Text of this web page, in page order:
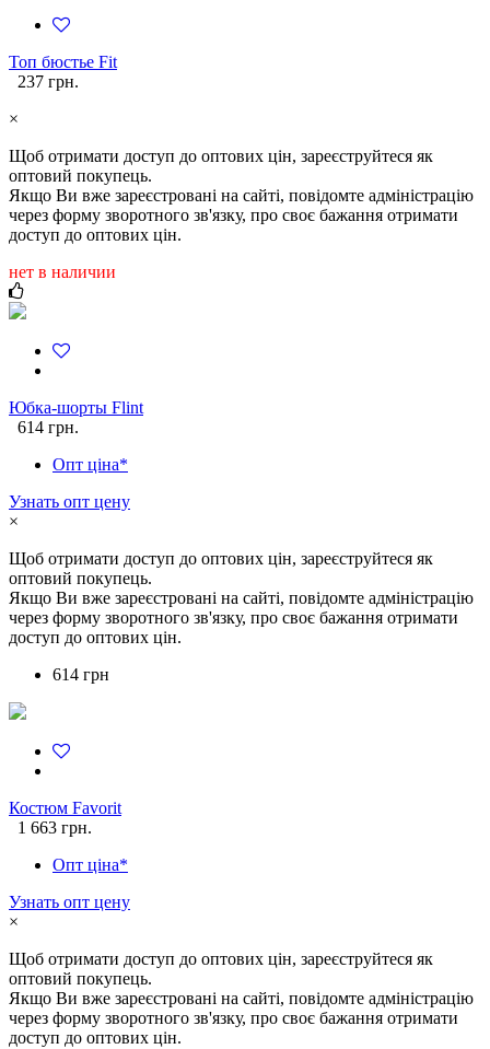
Топ бюстье Fit
237 грн.
×
Щоб отримати доступ до оптових цін, зареєструйтеся як
оптовий покупець.
Якщо Ви вже зареєстровані на сайті, повідомте адміністрацію
через форму зворотного зв'язку, про своє бажання отримати
доступ до оптових цін.
нет в наличии
Юбка-шорты Flint
614 грн.
Опт ціна*
Узнать опт цену
×
Щоб отримати доступ до оптових цін, зареєструйтеся як
оптовий покупець.
Якщо Ви вже зареєстровані на сайті, повідомте адміністрацію
через форму зворотного зв'язку, про своє бажання отримати
доступ до оптових цін.
614 грн
Костюм Favorit
1 663 грн.
Опт ціна*
Узнать опт цену
×
Щоб отримати доступ до оптових цін, зареєструйтеся як
оптовий покупець.
Якщо Ви вже зареєстровані на сайті, повідомте адміністрацію
через форму зворотного зв'язку, про своє бажання отримати
доступ до оптових цін.